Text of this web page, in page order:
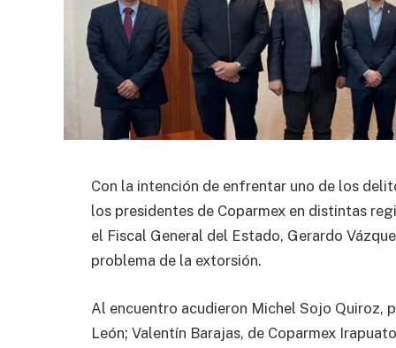
Con la intención de enfrentar uno de los
los presidentes de Coparmex en distintas
el Fiscal General del Estado, Gerardo
problema de la extorsión.
Al encuentro acudieron Michel Sojo Quiroz,
León; Valentín Barajas, de Coparmex